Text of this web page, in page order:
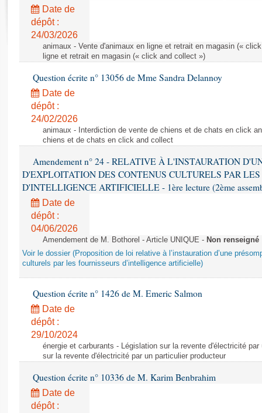
Rapports législatifs
Rapports sur l'application des lois
Baromètre de l’application des lois
Dossiers législatifs
Budget et sécurité sociale
Questions écrites et orales
Comptes rendus des débats
Date de
dépôt :
24/03/2026
animaux - Vente d'animaux en ligne et retrait en magasin («
ligne et retrait en magasin (« click and collect »)
Question écrite n° 13056 de Mme Sandra Delannoy
Date de
dépôt :
24/02/2026
animaux - Interdiction de vente de chiens et de chats en click
chiens et de chats en click and collect
Amendement n° 24 - RELATIVE À L'INSTAURATION
D'EXPLOITATION DES CONTENUS CULTURELS PAR LES
D'INTELLIGENCE ARTIFICIELLE - 1ère lecture (2ème
Date de
dépôt :
04/06/2026
Amendement de M. Bothorel - Article UNIQUE - Non renseigné
Voir le dossier (Proposition de loi relative à l’instauration d’une
culturels par les fournisseurs d’intelligence artificielle)
Question écrite n° 1426 de M. Emeric Salmon
Date de
dépôt :
29/10/2024
énergie et carburants - Législation sur la revente d'électricité
sur la revente d'électricité par un particulier producteur
Question écrite n° 10336 de M. Karim Benbrahim
Date de
dépôt :